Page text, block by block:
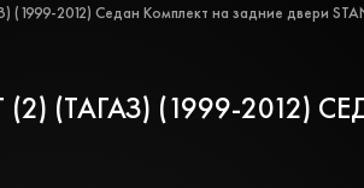
(1999-2012) Седан Комплект на задние двери
(ТАГАЗ) (1999-2012)